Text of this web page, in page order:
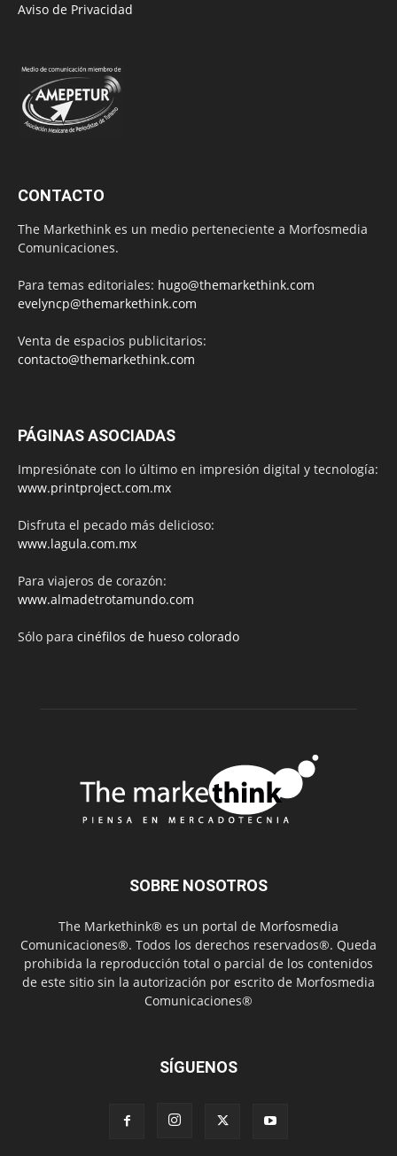
Aviso de Privacidad
CONTACTO
The Markethink es un medio perteneciente a Morfosmedia
Comunicaciones.
Para temas editoriales: hugo@themarkethink.com
evelyncp@themarkethink.com
Venta de espacios publicitarios:
contacto@themarkethink.com
PÁGINAS ASOCIADAS
Impresiónate con lo último en impresión digital y tecnología:
www.printproject.com.mx
Disfruta el pecado más delicioso:
www.lagula.com.mx
Para viajeros de corazón:
www.almadetrotamundo.com
Sólo para cinéfilos de hueso colorado
SOBRE NOSOTROS
The Markethink® es un portal de Morfosmedia
Comunicaciones®. Todos los derechos reservados®. Queda
prohibida la reproducción total o parcial de los contenidos
de este sitio sin la autorización por escrito de Morfosmedia
Comunicaciones®
SÍGUENOS